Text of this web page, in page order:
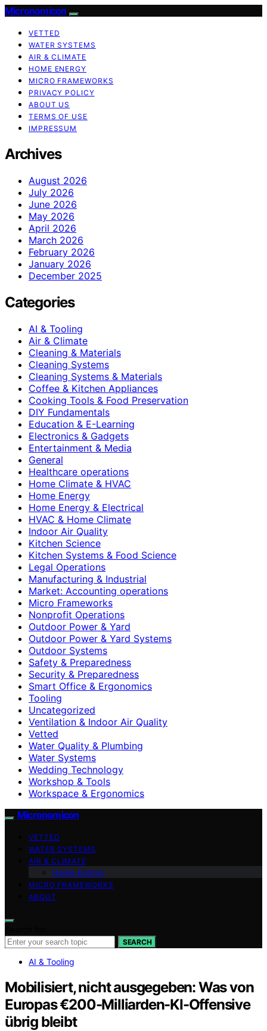
Micronomicon
VETTED
WATER SYSTEMS
AIR & CLIMATE
HOME ENERGY
MICRO FRAMEWORKS
PRIVACY POLICY
ABOUT US
TERMS OF USE
IMPRESSUM
Archives
August 2026
July 2026
June 2026
May 2026
April 2026
March 2026
February 2026
January 2026
December 2025
Categories
AI & Tooling
Air & Climate
Cleaning & Materials
Cleaning Systems
Cleaning Systems & Materials
Coffee & Kitchen Appliances
Cooking Tools & Food Preservation
DIY Fundamentals
Education & E-Learning
Electronics & Gadgets
Entertainment & Media
General
Healthcare operations
Home Climate & HVAC
Home Energy
Home Energy & Electrical
HVAC & Home Climate
Indoor Air Quality
Kitchen Science
Kitchen Systems & Food Science
Legal Operations
Manufacturing & Industrial
Market: Accounting operations
Micro Frameworks
Nonprofit Operations
Outdoor Power & Yard
Outdoor Power & Yard Systems
Outdoor Systems
Safety & Preparedness
Security & Preparedness
Smart Office & Ergonomics
Tooling
Uncategorized
Ventilation & Indoor Air Quality
Vetted
Water Quality & Plumbing
Water Systems
Wedding Technology
Workshop & Tools
Workspace & Ergonomics
Micronomicon
VETTED
WATER SYSTEMS
AIR & CLIMATE
Home Energy
MICRO FRAMEWORKS
ABOUT
SEARCH
AI & Tooling
Mobilisiert, nicht ausgegeben: Was von
Europas €200-Milliarden-KI-Offensive
übrig bleibt